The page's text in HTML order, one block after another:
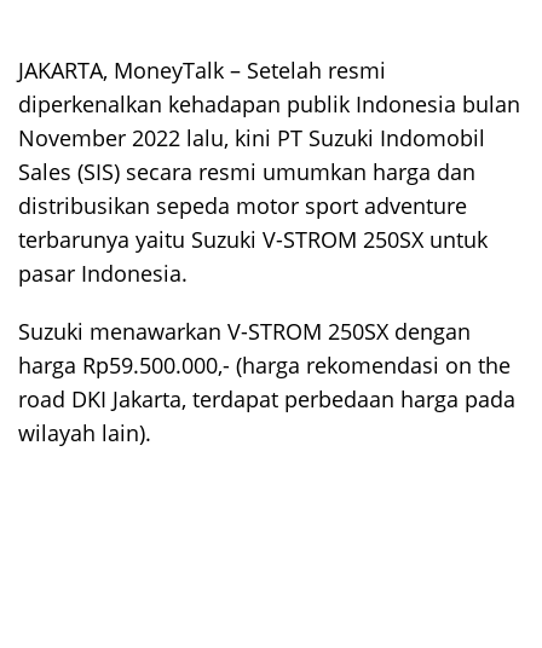
JAKARTA, MoneyTalk – Setelah resmi
diperkenalkan kehadapan publik Indonesia bulan
November 2022 lalu, kini PT Suzuki Indomobil
Sales (SIS) secara resmi umumkan harga dan
distribusikan sepeda motor sport adventure
terbarunya yaitu Suzuki V-STROM 250SX untuk
pasar Indonesia.
Suzuki menawarkan V-STROM 250SX dengan
harga Rp59.500.000,- (harga rekomendasi on the
road DKI Jakarta, terdapat perbedaan harga pada
wilayah lain).